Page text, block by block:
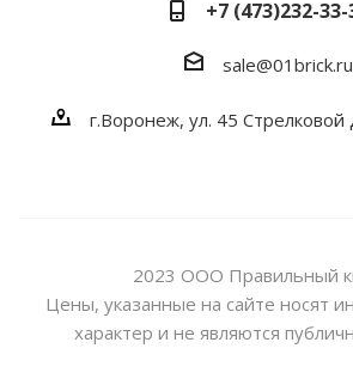
+7 (473)232-33-
sale@01brick.ru
г.Воронеж, ул. 45
2023 ООО Правильный
Цены, указанные на сайте носят
характер и не являются